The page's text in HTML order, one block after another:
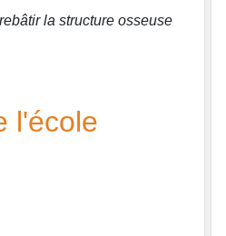
la structure osseuse
l'école